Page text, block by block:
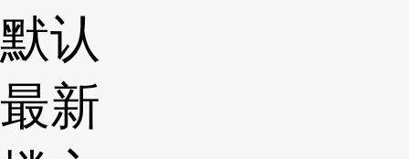
默认
最新